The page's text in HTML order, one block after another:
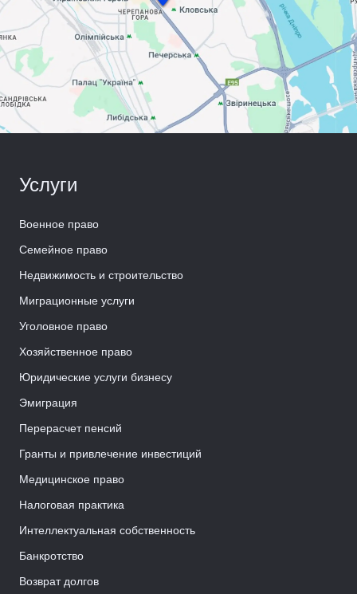
Услуги
Военное право
Семейное право
Недвижимость и строительство
Миграционные услуги
Уголовное право
Хозяйственное право
Юридические услуги бизнесу
Эмиграция
Перерасчет пенсий
Гранты и привлечение инвестиций
Медицинское право
Налоговая практика
Интеллектуальная собственность
Банкротство
Возврат долгов